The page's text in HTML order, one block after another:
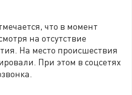
что в момент
на отсутствие
На место происшествия
При этом в соцсетях